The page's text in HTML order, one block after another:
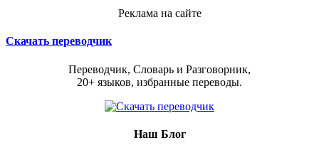
Реклама на сайте
Скачать переводчик
Переводчик, Словарь и Разговорник,
20+ языков, избранные переводы.
Наш Блог